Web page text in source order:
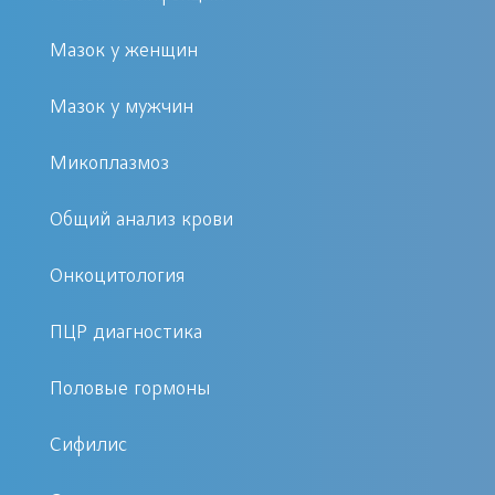
герпес;
ВИЧ;
мононуклеоз;
ИППП;
онковирусы;
туберкулез;
хеликобактерии;
Имея в хранилище эталоны
Мазок у женщин
Мазок у мужчин
Микоплазмоз
Общий анализ крови
Онкоцитология
ПЦР диагностика
Половые гормоны
Сифилис